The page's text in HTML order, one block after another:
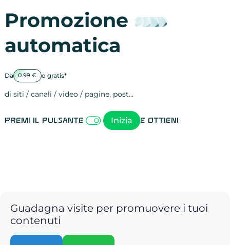
Promozione
automatica
Da 0.99 € o gratis*
di siti / canali / video / pagine, post…
Premi il pulsante Inizia e ottieni
Guadagna visite per promuovere i tuoi
contenuti